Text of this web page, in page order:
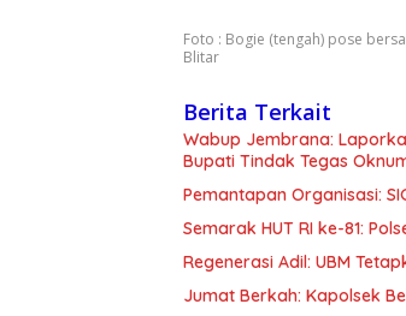
Foto : Bogie (tengah) pose
Blitar
Berita Terkait
Wabup Jembrana:
Bupati Tindak Tegas
Pemantapan Organisasi:
Semarak HUT RI ke-81:
Regenerasi Adil: UBM
Jumat Berkah: Kapolsek